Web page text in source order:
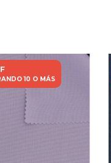
10 O MÁS